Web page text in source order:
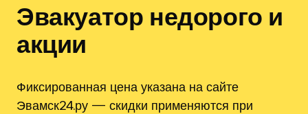
Эвакуатор недорого и
акции
Фиксированная цена указана на сайте
Эвамск24.ру — скидки применяются при